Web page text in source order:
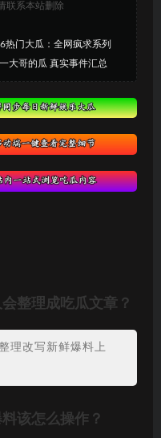
联系本站删除
热门大瓜：全网疯求系列
大哥的瓜 真实事件汇总
整理成吃瓜文章？
理改写新鲜爆料上
该怎么操作？